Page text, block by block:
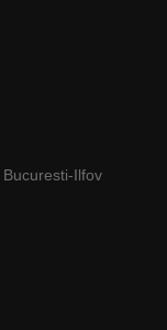
Ilfov